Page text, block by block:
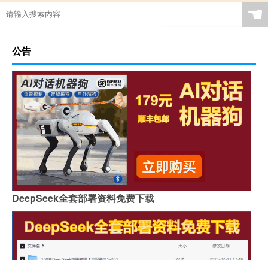
☚
公告
DeepSeek全套部署资料免费下载